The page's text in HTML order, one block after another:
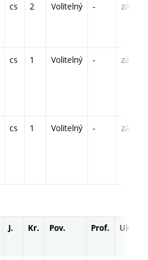
cs 2 Volitelný - zá
cs 1 Volitelný - zá
cs 1 Volitelný - zá
J. Kr. Pov. Prof. Uk.